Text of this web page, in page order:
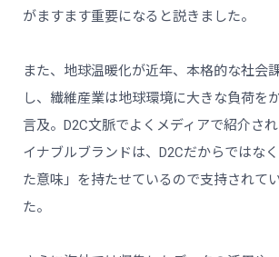
がますます重要になると説きました。
また、地球温暖化が近年、本格的な社会
し、繊維産業は地球環境に大きな負荷を
言及。D2C文脈でよくメディアで紹介さ
イナブルブランドは、D2Cだからではな
た意味」を持たせているので支持されて
た。